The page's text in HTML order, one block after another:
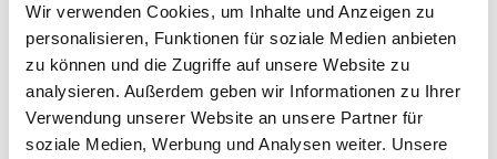
Wir verwenden Cookies, um Inhalte und Anzeigen zu
personalisieren, Funktionen für soziale Medien anbieten
zu können und die Zugriffe auf unsere Website zu
analysieren. Außerdem geben wir Informationen zu Ihrer
Verwendung unserer Website an unsere Partner für
soziale Medien, Werbung und Analysen weiter. Unsere